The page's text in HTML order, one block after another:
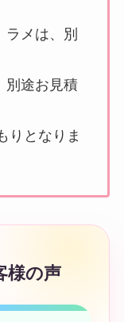
メは、別
別途お見積
りとなりま
様の声